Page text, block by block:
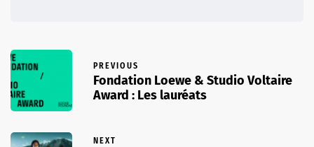
PREVIOUS
Fondation Loewe & Studio Voltaire
Award : Les lauréats
NEXT